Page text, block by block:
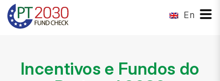
En
Incentivos e Fundos do